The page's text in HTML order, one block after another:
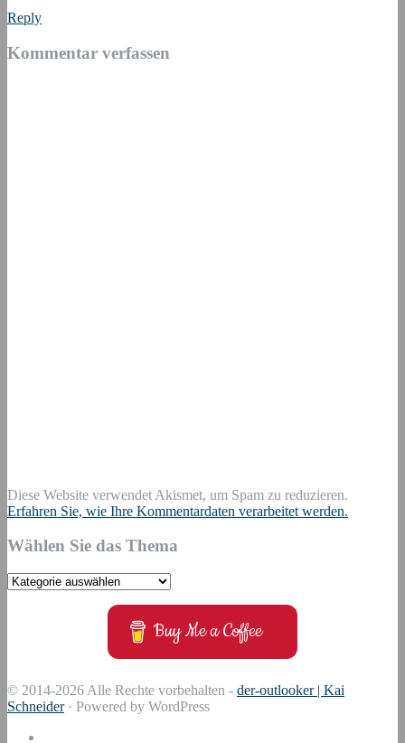
Reply
Kommentar verfassen
Diese Website verwendet Akismet, um Spam zu reduzieren.
Erfahren Sie, wie Ihre Kommentardaten verarbeitet werden.
Wählen Sie das Thema
Wählen
Buy Me a Coffee
© 2014-2026 Alle Rechte vorbehalten - der-outlooker | Kai
Schneider· Powered by WordPress